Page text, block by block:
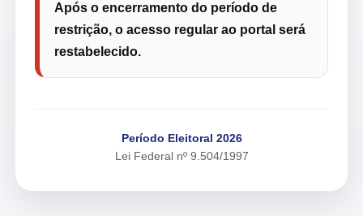
Após o encerramento do período de
restrição, o acesso regular ao portal será
restabelecido.
Período Eleitoral 2026
Lei Federal nº 9.504/1997